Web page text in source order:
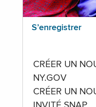
S’enregistrer
CRÉER UN
NY.GOV
CRÉER UN